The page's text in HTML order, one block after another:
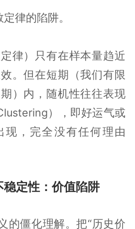
律的陷阱。
律）只有在样本量趋近
。但在短期（我们有限
）内，随机性往往表现
），即好运气或
现，完全没有任何理由
定性：价值陷阱
的僵化理解。把“历史价